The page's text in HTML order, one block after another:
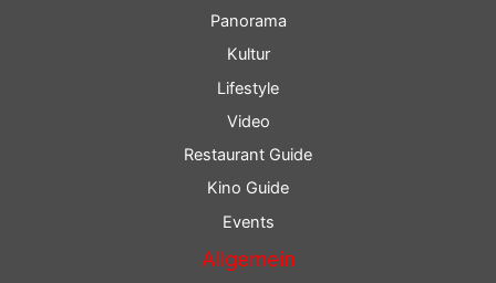
Panorama
Kultur
Lifestyle
Video
Restaurant Guide
Kino Guide
Events
Allgemein